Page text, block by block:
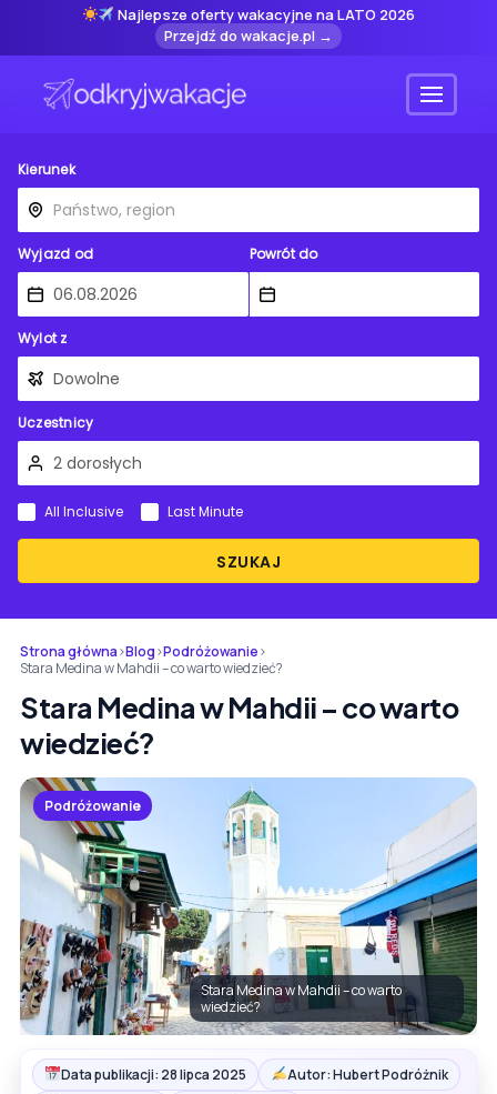
Najlepsze oferty wakacyjne na LATO 2026
Przejdź do wakacje.pl →
Menu
Kierunek
Wyjazd od Powrót do
Wylot z
Uczestnicy
SZUKAJ
All Inclusive Last Minute
Strona główna›Blog›Podróżowanie›
Stara Medina w Mahdii – co warto wiedzieć?
Stara Medina w Mahdii – co warto
wiedzieć?
Podróżowanie
Stara Medina w Mahdii – co warto
wiedzieć?
Data publikacji: 28 lipca 2025
Autor: Hubert Podróżnik